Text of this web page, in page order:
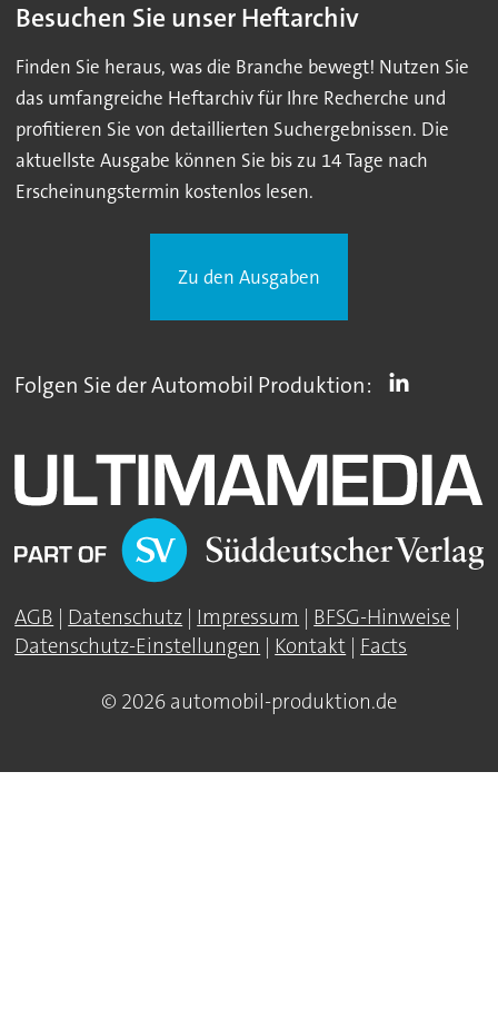
Besuchen Sie unser Heftarchiv
Finden Sie heraus, was die Branche bewegt! Nutzen Sie
das umfangreiche Heftarchiv für Ihre Recherche und
profitieren Sie von detaillierten Suchergebnissen. Die
aktuellste Ausgabe können Sie bis zu 14 Tage nach
Erscheinungstermin kostenlos lesen.
Zu den Ausgaben
Folgen Sie der Automobil Produktion:
AGB | Datenschutz | Impressum | BFSG-Hinweise |
Datenschutz-Einstellungen | Kontakt | Facts
© 2026 automobil-produktion.de